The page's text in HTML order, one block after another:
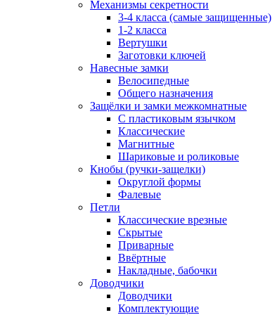
Механизмы секретности
3-4 класса (самые защищенные)
1-2 класса
Вертушки
Заготовки ключей
Навесные замки
Велосипедные
Общего назначения
Защёлки и замки межкомнатные
С пластиковым язычком
Классические
Магнитные
Шариковые и роликовые
Кнобы (ручки-защелки)
Округлой формы
Фалевые
Петли
Классические врезные
Скрытые
Приварные
Ввёртные
Накладные, бабочки
Доводчики
Доводчики
Комплектующие